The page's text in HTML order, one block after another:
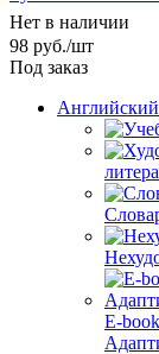
Нет в наличии
98 руб./шт
Под заказ
Английский
E-